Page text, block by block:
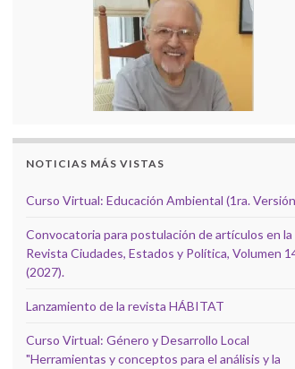
NOTICIAS MÁS VISTAS
Curso Virtual: Educación Ambiental (1ra.
Convocatoria para postulación de artículos en la
Revista Ciudades, Estados y Política, Volumen
(2027).
Lanzamiento de la revista HÁBITAT
Curso Virtual: Género y Desarrollo Local
"Herramientas y conceptos para el análisis y la